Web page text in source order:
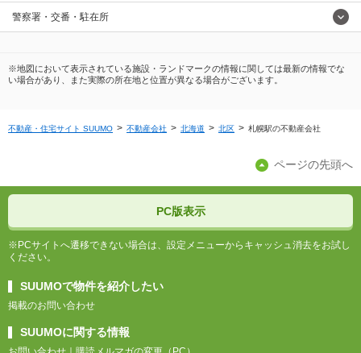
警察署・交番・駐在所
※地図において表示されている施設・ランドマークの情報に関しては最新の情報でな
い場合があり、また実際の所在地と位置が異なる場合がございます。
不動産・住宅サイト SUUMO 不動産会社 北海道 北区 札幌駅の不動産会社
ページの先頭へ
PC版表示
※PCサイトへ遷移できない場合は、設定メニューからキャッシュ消去をお試し
ください。
SUUMOで物件を紹介したい
掲載のお問い合わせ
SUUMOに関する情報